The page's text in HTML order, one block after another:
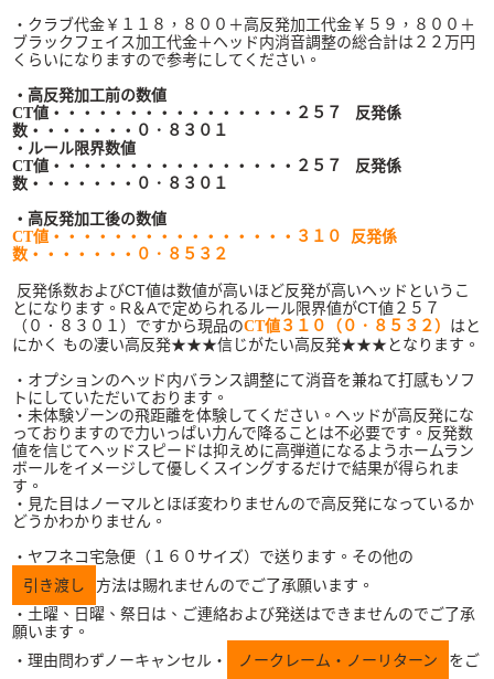
・クラブ代金￥１１８，８００＋高反発加工代金￥５９，８００＋
ブラックフェイス加工代金＋ヘッド内消音調整の総合計は２２万円
くらいになりますので参考にしてください。
・高反発加工前の数値
CT値・・・・・・・・・・・・・・・・２５７ 反発係
数・・・・・・・０．８３０１
・ルール限界数値
CT値・・・・・・・・・・・・・・・・２５７ 反発係
数・・・・・・・０．８３０１
・高反発加工後の数値
CT値・・・・・・・・・・・・・・・・３１０ 反発係
数・・・・・・・０．８５３２
反発係数およびCT値は数値が高いほど反発が高いヘッドというこ
とになります。R＆Aで定められるルール限界値がCT値２５７
（０．８３０１）ですから現品のCT値３１０（０．８５３２） はと
にかく もの凄い高反発★★★信じがたい高反発★★★となります。
・オプションのヘッド内バランス調整にて消音を兼ねて打感もソフ
トにしていただいております。
・未体験ゾーンの飛距離を体験してください。ヘッドが高反発にな
っておりますので力いっぱい力んで降ることは不必要です。反発数
値を信じてヘッドスピードは抑えめに高弾道になるようホームラン
ボールをイメージして優しくスイングするだけで結果が得られま
す。
・見た目はノーマルとほぼ変わりませんので高反発になっているか
どうかわかりません。
・ヤフネコ宅急便（１６０サイズ）で送ります。その他の
引き渡し
方法は賜れませんのでご了承願います。
・土曜、日曜、祭日は、ご連絡および発送はできませんのでご了承
願います。
・理由問わずノーキャンセル・
ノークレーム・ノーリターン
をご